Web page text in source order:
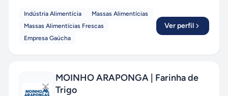
Indústria Alimentícia
Massas Alimentícias
Massas Alimentícias Frescas
Empresa Gaúcha
Ver perfil
MOINHO ARAPONGA | Farinha de
Trigo